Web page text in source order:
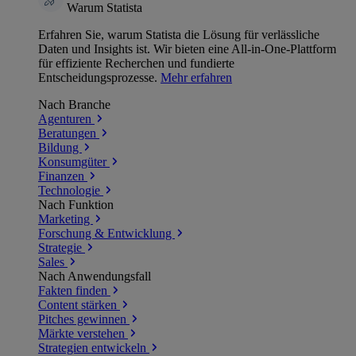
Warum Statista
Erfahren Sie, warum Statista die Lösung für verlässliche
Daten und Insights ist. Wir bieten eine All-in-One-Plattform
für effiziente Recherchen und fundierte
Entscheidungsprozesse. Mehr erfahren
Nach Branche
Agenturen
Beratungen
Bildung
Konsumgüter
Finanzen
Technologie
Nach Funktion
Marketing
Forschung & Entwicklung
Strategie
Sales
Nach Anwendungsfall
Fakten finden
Content stärken
Pitches gewinnen
Märkte verstehen
Strategien entwickeln